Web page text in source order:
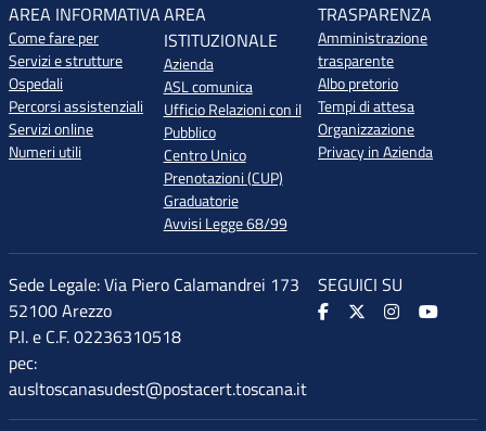
AREA INFORMATIVA
Come fare per
Servizi e strutture
Ospedali
Percorsi assistenziali
Servizi online
Numeri utili
AREA
ISTITUZIONALE
Azienda
ASL comunica
Ufficio Relazioni con il
Pubblico
Centro Unico
Prenotazioni (CUP)
Graduatorie
Avvisi Legge 68/99
TRASPARENZA
Amministrazione
trasparente
Albo pretorio
Tempi di attesa
Organizzazione
Privacy in Azienda
Sede Legale: Via Piero Calamandrei 173
52100 Arezzo
P.I. e C.F. 02236310518
pec:
ausltoscanasudest@postacert.toscana.it
SEGUICI SU